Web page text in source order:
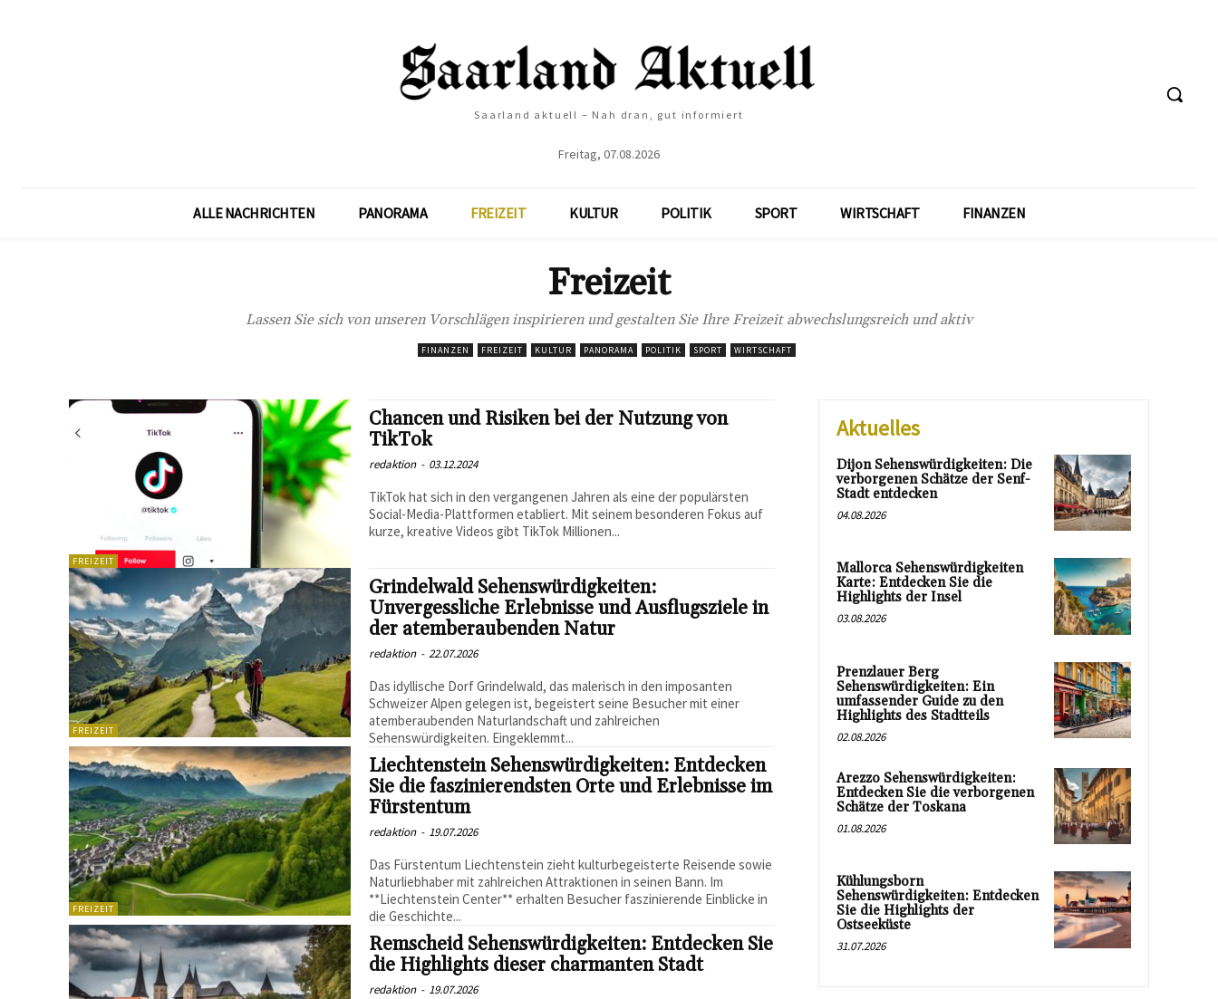
Saarland aktuell – Nah dran, gut informiert
Freitag, 07.08.2026
ALLE NACHRICHTEN PANORAMA FREIZEIT KULTUR POLITIK SPORT WIRTSCHAFT FINANZEN
Freizeit
Lassen Sie sich von unseren Vorschlägen inspirieren und gestalten Sie Ihre Freizeit abwechslungsreich und aktiv
FINANZEN FREIZEIT KULTUR PANORAMA POLITIK SPORT WIRTSCHAFT
FREIZEIT
Chancen und Risiken bei der Nutzung von
TikTok
redaktion - 03.12.2024
TikTok hat sich in den vergangenen Jahren als eine der populärsten
Social-Media-Plattformen etabliert. Mit seinem besonderen Fokus auf
kurze, kreative Videos gibt TikTok Millionen...
FREIZEIT
Grindelwald Sehenswürdigkeiten:
Unvergessliche Erlebnisse und Ausflugsziele in
der atemberaubenden Natur
redaktion - 22.07.2026
Das idyllische Dorf Grindelwald, das malerisch in den imposanten
Schweizer Alpen gelegen ist, begeistert seine Besucher mit einer
atemberaubenden Naturlandschaft und zahlreichen
Sehenswürdigkeiten. Eingeklemmt...
FREIZEIT
Liechtenstein Sehenswürdigkeiten: Entdecken
Sie die faszinierendsten Orte und Erlebnisse im
Fürstentum
redaktion - 19.07.2026
Das Fürstentum Liechtenstein zieht kulturbegeisterte Reisende sowie
Naturliebhaber mit zahlreichen Attraktionen in seinen Bann. Im
**Liechtenstein Center** erhalten Besucher faszinierende Einblicke in
die Geschichte...
Remscheid Sehenswürdigkeiten: Entdecken Sie
die Highlights dieser charmanten Stadt
redaktion - 19.07.2026
Aktuelles
Dijon Sehenswürdigkeiten: Die
verborgenen Schätze der Senf-
Stadt entdecken
04.08.2026
Mallorca Sehenswürdigkeiten
Karte: Entdecken Sie die
Highlights der Insel
03.08.2026
Prenzlauer Berg
Sehenswürdigkeiten: Ein
umfassender Guide zu den
Highlights des Stadtteils
02.08.2026
Arezzo Sehenswürdigkeiten:
Entdecken Sie die verborgenen
Schätze der Toskana
01.08.2026
Kühlungsborn
Sehenswürdigkeiten: Entdecken
Sie die Highlights der
Ostseeküste
31.07.2026